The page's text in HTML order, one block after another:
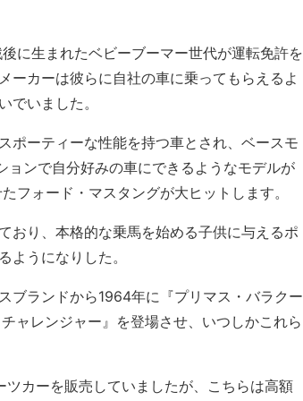
に生まれたベビーブーマー世代が運転免許を
ーカーは彼らに自社の車に乗ってもらえるよ
でいました。
ポーティーな性能を持つ車とされ、ベースモ
ンで自分好みの車にできるようなモデルが
フォード・マスタングが大ヒットします。
おり、本格的な乗馬を始める子供に与えるポ
ようになりした。
ブランドから1964年に『プリマス・バラクー
ャレンジャー』を登場させ、いつしかこれら
カーを販売していましたが、こちらは高額